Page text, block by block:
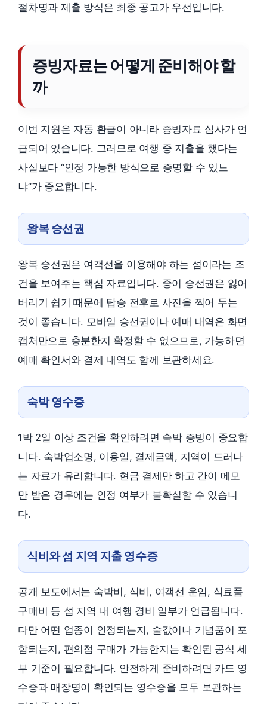
절차명과 제출 방식은 최종 공고가 우선입니다.
증빙자료는 어떻게 준비해야 할
까
이번 지원은 자동 환급이 아니라 증빙자료 심사가 언
급되어 있습니다. 그러므로 여행 중 지출을 했다는
사실보다 “인정 가능한 방식으로 증명할 수 있느
냐”가 중요합니다.
왕복 승선권
왕복 승선권은 여객선을 이용해야 하는 섬이라는 조
건을 보여주는 핵심 자료입니다. 종이 승선권은 잃어
버리기 쉽기 때문에 탑승 전후로 사진을 찍어 두는
것이 좋습니다. 모바일 승선권이나 예매 내역은 화면
캡처만으로 충분한지 확정할 수 없으므로, 가능하면
예매 확인서와 결제 내역도 함께 보관하세요.
숙박 영수증
1박 2일 이상 조건을 확인하려면 숙박 증빙이 중요합
니다. 숙박업소명, 이용일, 결제금액, 지역이 드러나
는 자료가 유리합니다. 현금 결제만 하고 간이 메모
만 받은 경우에는 인정 여부가 불확실할 수 있습니
다.
식비와 섬 지역 지출 영수증
공개 보도에서는 숙박비, 식비, 여객선 운임, 식료품
구매비 등 섬 지역 내 여행 경비 일부가 언급됩니다.
다만 어떤 업종이 인정되는지, 술값이나 기념품이 포
함되는지, 편의점 구매가 가능한지는 확인된 공식 세
부 기준이 필요합니다. 안전하게 준비하려면 카드 영
수증과 매장명이 확인되는 영수증을 모두 보관하는